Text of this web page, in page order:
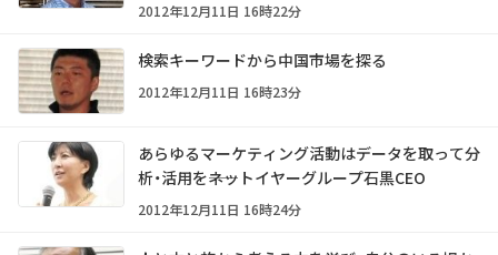
2012年12月11日 16時22分
検索キーワードから中国市場を探る
2012年12月11日 16時23分
あらゆるマーケティング活動はデータを取って分
析・活用を――ネットイヤーグループ石黒CEO
2012年12月11日 16時24分